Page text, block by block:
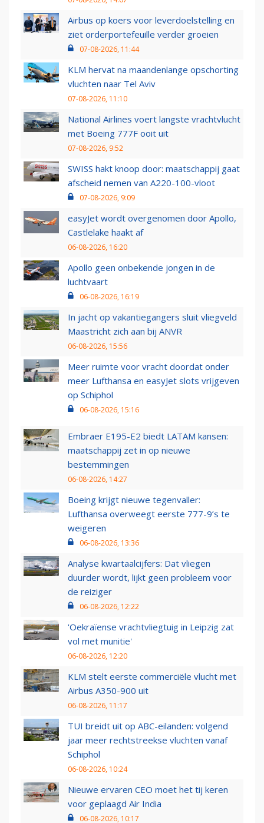
Airbus op koers voor leverdoelstelling en
ziet orderportefeuille verder groeien
07-08-2026, 11:44
KLM hervat na maandenlange opschorting
vluchten naar Tel Aviv
07-08-2026, 11:10
National Airlines voert langste vrachtvlucht
met Boeing 777F ooit uit
07-08-2026, 9:52
SWISS hakt knoop door: maatschappij gaat
afscheid nemen van A220-100-vloot
07-08-2026, 9:09
easyJet wordt overgenomen door Apollo,
Castlelake haakt af
06-08-2026, 16:20
Apollo geen onbekende jongen in de
luchtvaart
06-08-2026, 16:19
In jacht op vakantiegangers sluit vliegveld
Maastricht zich aan bij ANVR
06-08-2026, 15:56
Meer ruimte voor vracht doordat onder
meer Lufthansa en easyJet slots vrijgeven
op Schiphol
06-08-2026, 15:16
Embraer E195-E2 biedt LATAM kansen:
maatschappij zet in op nieuwe
bestemmingen
06-08-2026, 14:27
Boeing krijgt nieuwe tegenvaller:
Lufthansa overweegt eerste 777-9’s te
weigeren
06-08-2026, 13:36
Analyse kwartaalcijfers: Dat vliegen
duurder wordt, lijkt geen probleem voor
de reiziger
06-08-2026, 12:22
'Oekraïense vrachtvliegtuig in Leipzig zat
vol met munitie'
06-08-2026, 12:20
KLM stelt eerste commerciële vlucht met
Airbus A350-900 uit
06-08-2026, 11:17
TUI breidt uit op ABC-eilanden: volgend
jaar meer rechtstreekse vluchten vanaf
Schiphol
06-08-2026, 10:24
Nieuwe ervaren CEO moet het tij keren
voor geplaagd Air India
06-08-2026, 10:17